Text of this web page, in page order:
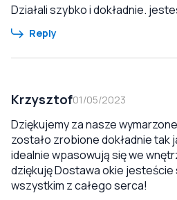
Działali szybko i dokładnie.
Reply
Krzysztof01/05/2023
Dziękujemy za nasze
zostało zrobione dokładnie tak
idealnie wpasowują się we
dziękuję Dostawa okie
wszystkim z całego serca!